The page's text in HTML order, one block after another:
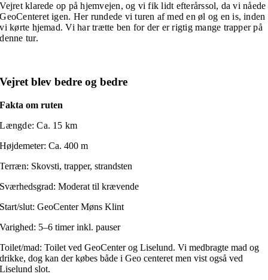
Vejret klarede op på hjemvejen, og vi fik lidt efterårssol, da vi nåede
GeoCenteret igen. Her rundede vi turen af med en øl og en is, inden
vi kørte hjemad. Vi har trætte ben for der er rigtig mange trapper på
denne tur.
Vejret blev bedre og bedre
Fakta om ruten
Længde: Ca. 15 km
Højdemeter: Ca. 400 m
Terræn: Skovsti, trapper, strandsten
Sværhedsgrad: Moderat til krævende
Start/slut: GeoCenter Møns Klint
Varighed: 5–6 timer inkl. pauser
Toilet/mad: Toilet ved GeoCenter og Liselund. Vi medbragte mad og
drikke, dog kan der købes både i Geo centeret men vist også ved
Liselund slot.